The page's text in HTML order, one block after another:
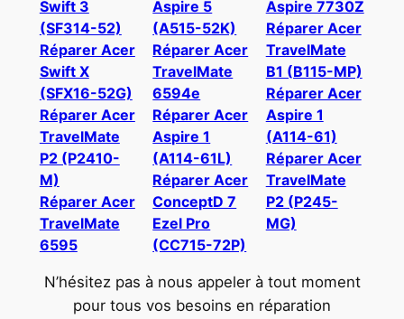
Swift 3
(SF314-52)
Réparer Acer
Swift X
(SFX16-52G)
Réparer Acer
TravelMate
P2 (P2410-
M)
Réparer Acer
TravelMate
6595
Aspire 5
(A515-52K)
Réparer Acer
TravelMate
6594e
Réparer Acer
Aspire 1
(A114-61L)
Réparer Acer
ConceptD 7
Ezel Pro
(CC715-72P)
Aspire 7730Z
Réparer Acer
TravelMate
B1 (B115-MP)
Réparer Acer
Aspire 1
(A114-61)
Réparer Acer
TravelMate
P2 (P245-
MG)
N’hésitez pas à nous appeler à tout moment
pour tous vos besoins en réparation